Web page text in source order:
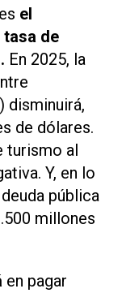
el
tasa de
En 2025, la
disminuirá,
de dólares.
turismo al
Y, en lo
pública
millones
en pagar